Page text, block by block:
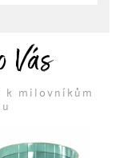
Vás
milovníkům